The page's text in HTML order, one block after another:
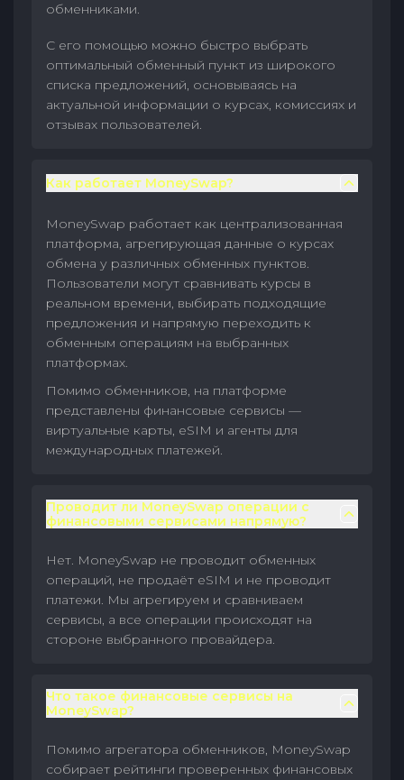
обменниками.
С его помощью можно быстро выбрать
оптимальный обменный пункт из широкого
списка предложений, основываясь на
актуальной информации о курсах, комиссиях и
отзывах пользователей.
Как работает MoneySwap?
MoneySwap работает как централизованная
платформа, агрегирующая данные о курсах
обмена у различных обменных пунктов.
Пользователи могут сравнивать курсы в
реальном времени, выбирать подходящие
предложения и напрямую переходить к
обменным операциям на выбранных
платформах.
Помимо обменников, на платформе
представлены финансовые сервисы —
виртуальные карты, eSIM и агенты для
международных платежей.
Проводит ли MoneySwap операции с
финансовыми сервисами напрямую?
Нет. MoneySwap не проводит обменных
операций, не продаёт eSIM и не проводит
платежи. Мы агрегируем и сравниваем
сервисы, а все операции происходят на
стороне выбранного провайдера.
Что такое финансовые сервисы на
MoneySwap?
Помимо агрегатора обменников, MoneySwap
собирает рейтинги проверенных финансовых